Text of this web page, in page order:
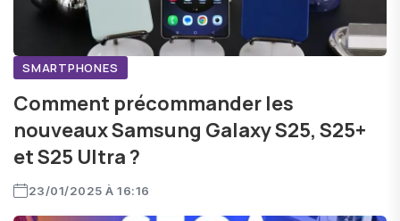
SMARTPHONES
Comment précommander les
nouveaux Samsung Galaxy S25, S25+
et S25 Ultra ?
23/01/2025 À 16:16